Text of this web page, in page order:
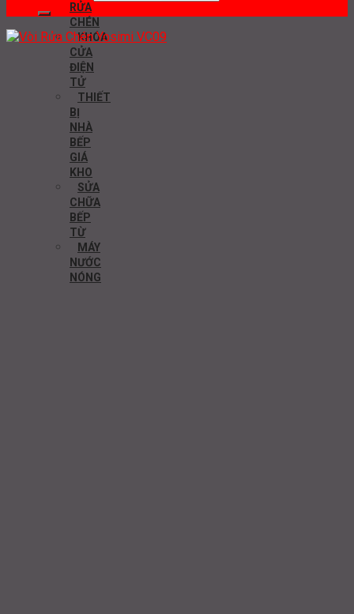
RỬA
CHÉN
KHÓA
CỬA
ĐIỆN
TỬ
THIẾT
BỊ
NHÀ
BẾP
GIÁ
KHO
SỬA
CHỮA
BẾP
TỪ
MÁY
NƯỚC
NÓNG